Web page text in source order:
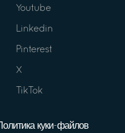
Youtube
Linkedin
Pinterest
X
TikTok
Политика куки-файлов